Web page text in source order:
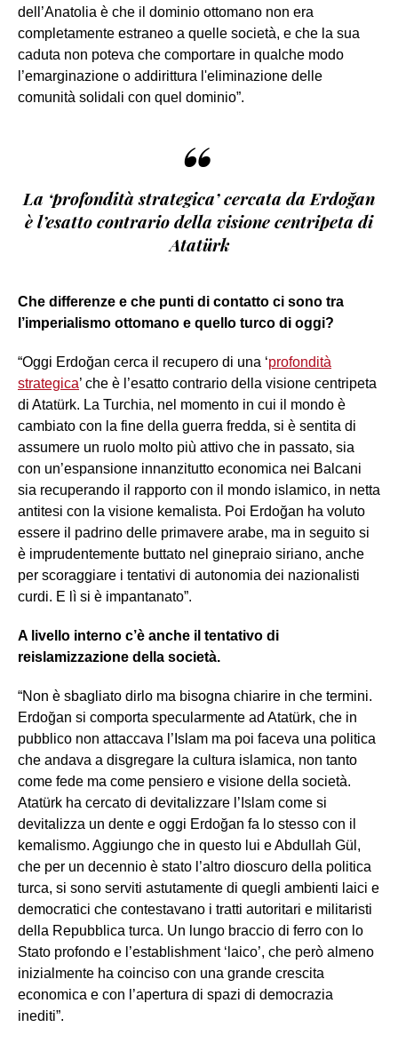
dell’Anatolia è che il dominio ottomano non era
completamente estraneo a quelle società, e che la sua
caduta non poteva che comportare in qualche modo
l’emarginazione o addirittura l'eliminazione delle
comunità solidali con quel dominio”.
“
La ‘profondità strategica’ cercata da Erdoğan
è l’esatto contrario della visione centripeta di
Atatürk
Che differenze e che punti di contatto ci sono tra
l’imperialismo ottomano e quello turco di oggi?
“Oggi Erdoğan cerca il recupero di una ‘profondità
strategica’ che è l’esatto contrario della visione centripeta
di Atatürk. La Turchia, nel momento in cui il mondo è
cambiato con la fine della guerra fredda, si è sentita di
assumere un ruolo molto più attivo che in passato, sia
con un’espansione innanzitutto economica nei Balcani
sia recuperando il rapporto con il mondo islamico, in netta
antitesi con la visione kemalista. Poi Erdoğan ha voluto
essere il padrino delle primavere arabe, ma in seguito si
è imprudentemente buttato nel ginepraio siriano, anche
per scoraggiare i tentativi di autonomia dei nazionalisti
curdi. E lì si è impantanato”.
A livello interno c’è anche il tentativo di
reislamizzazione della società.
“Non è sbagliato dirlo ma bisogna chiarire in che termini.
Erdoğan si comporta specularmente ad Atatürk, che in
pubblico non attaccava l’Islam ma poi faceva una politica
che andava a disgregare la cultura islamica, non tanto
come fede ma come pensiero e visione della società.
Atatürk ha cercato di devitalizzare l’Islam come si
devitalizza un dente e oggi Erdoğan fa lo stesso con il
kemalismo. Aggiungo che in questo lui e Abdullah Gül,
che per un decennio è stato l’altro dioscuro della politica
turca, si sono serviti astutamente di quegli ambienti laici e
democratici che contestavano i tratti autoritari e militaristi
della Repubblica turca. Un lungo braccio di ferro con lo
Stato profondo e l’establishment ‘laico’, che però almeno
inizialmente ha coinciso con una grande crescita
economica e con l’apertura di spazi di democrazia
inediti”.